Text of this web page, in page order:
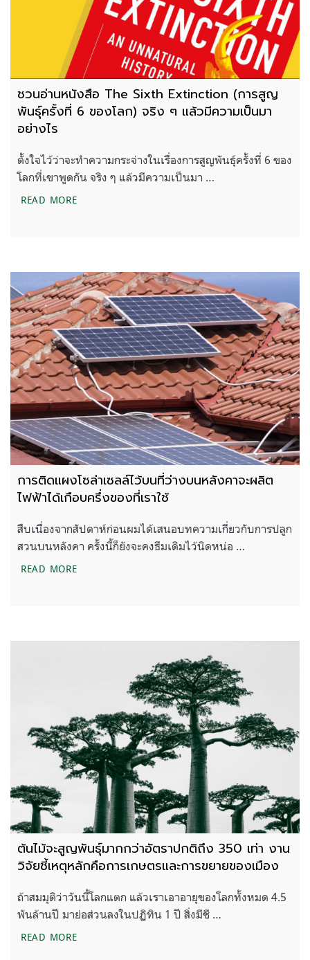
ชวนอ่านหนังสือ The Sixth Extinction (การสูญ
พันธุ์ครั้งที่ 6 ของโลก) จริง ๆ แล้วมีความเป็นมา
อย่างไร
ตั้งใจไว้ว่าจะทำความกระจ่างในเรื่องการสูญพันธุ์ครั้งที่ 6 ของ
โลกที่เขาพูดกัน จริง ๆ แล้วมีความเป็นมา …
READ MOREชวนอ่านหนังสือ THE SIXTH EXTINCTION (การสูญ
การติดแผงโซล่าเซลล์ไว้บนที่ว่างบนหลังคาจะผลิต
ไฟฟ้าได้เกือบครึ่งของที่เราใช้
สืบเนื่องจากสัปดาห์ก่อนผมได้เสนอบทความเกี่ยวกับการปลูก
สวนบนหลังคา ครั้งนี้ก็ยังจะคงธีมเดิมไว้นิดหน่อ …
READ MOREการติดแผงโซล่าเซลล์ไว้บนที่ว่างบนหลังคาจะผลิตไฟ
ต้นไม้จะสูญพันธุ์มากกว่าอัตราปกติถึง 350 เท่า งาน
วิจัยชี้เหตุหลักคือการเกษตรและการขยายของเมือง
ถ้าสมมุติว่าวันนี้โลกแตก แล้วเราเอาอายุของโลกทั้งหมด 4.5
พันล้านปี มาย่อส่วนลงในปฏิทิน 1 ปี สิ่งมีชี …
READ MOREต้นไม้จะสูญพันธุ์มากกว่าอัตราปกติถึง 350 เท่า งานวิ